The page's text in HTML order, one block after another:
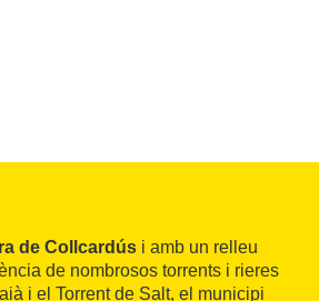
de Collcardús i amb un relleu
de nombrosos torrents i rieres
i el Torrent de Salt, el municipi